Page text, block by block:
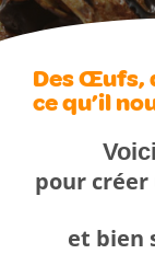
Des Œufs,
ce qu’il
pour
et bien